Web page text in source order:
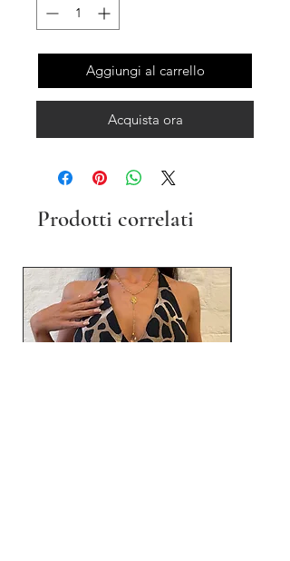
Aggiungi al carrello
Acquista ora
Prodotti correlati